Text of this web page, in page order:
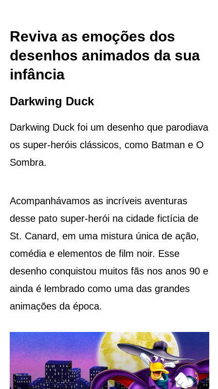
Reviva as emoções dos
desenhos animados da sua
infância
Darkwing Duck
Darkwing Duck foi um desenho que parodiava
os super-heróis clássicos, como Batman e O
Sombra.
Acompanhávamos as incríveis aventuras
desse pato super-herói na cidade fictícia de
St. Canard, em uma mistura única de ação,
comédia e elementos de film noir. Esse
desenho conquistou muitos fãs nos anos 90 e
ainda é lembrado como uma das grandes
animações da época.